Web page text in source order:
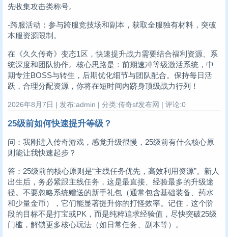
先收集攻击类称号。
-跨服活动：参与跨服竞技场和副本，获取全服独有材料，突破
本服资源限制。
在《久久传奇》变态1区，快速提升战力需要结合福利资源、系
统深度和团队协作。核心思路是：前期速冲等级激活系统，中
期专注BOSS与转生，后期优化细节与团队配合。保持每日活
跃，合理分配资源，你将在短时间内跻身顶级战力行列！
2026年8月7日 | 发布:admin | 分类:传奇sf发布网 | 评论:0
25级前如何快速提升等级？
问：我刚进入传奇游戏，感觉升级很慢，25级前有什么核心原
则能让我快速起步？
答：25级前的核心原则是“主线任务优先，高效利用资源”。新人
出生后，务必紧跟主线任务，这是最直接、经验最多的升级途
径。不要忽略系统赠送的新手礼包（通常包含基础装备、药水
和少量金币），它们能显著提升你的打怪效率。记住，这个阶
段的目标不是打宝或PK，而是纯粹追求经验值，尽快突破25级
门槛，解锁更多核心玩法（如日常任务、副本等）。